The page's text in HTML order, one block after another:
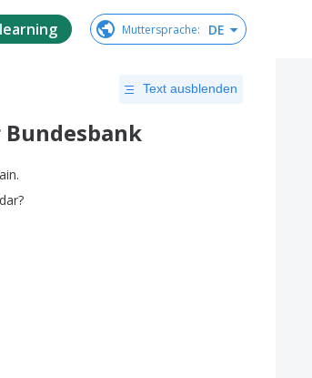
Muttersprache: DE
Text ausblenden
.
dar?